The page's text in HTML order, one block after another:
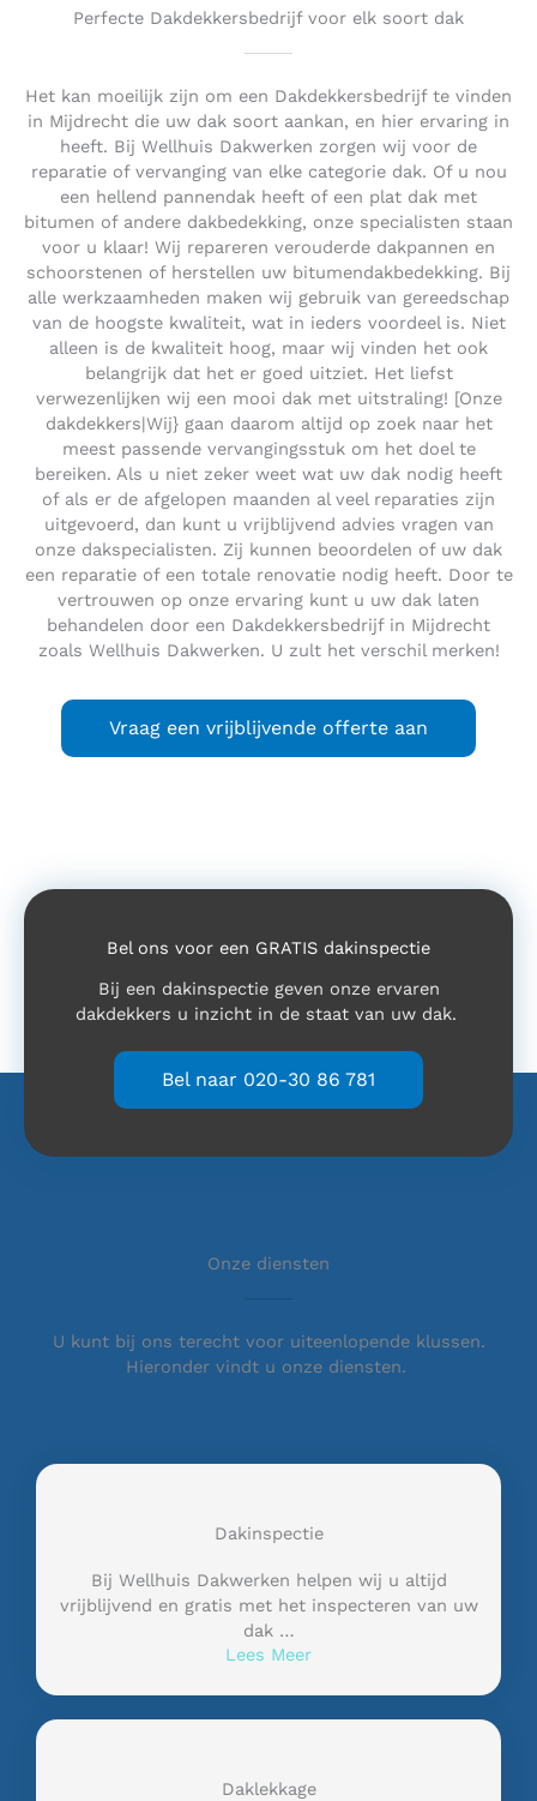
Perfecte Dakdekkersbedrijf voor elk soort dak
Het kan moeilijk zijn om een Dakdekkersbedrijf te vinden
in Mijdrecht die uw dak soort aankan, en hier ervaring in
heeft. Bij Wellhuis Dakwerken zorgen wij voor de
reparatie of vervanging van elke categorie dak. Of u nou
een hellend pannendak heeft of een plat dak met
bitumen of andere dakbedekking, onze specialisten staan
voor u klaar! Wij repareren verouderde dakpannen en
schoorstenen of herstellen uw bitumendakbedekking. Bij
alle werkzaamheden maken wij gebruik van gereedschap
van de hoogste kwaliteit, wat in ieders voordeel is. Niet
alleen is de kwaliteit hoog, maar wij vinden het ook
belangrijk dat het er goed uitziet. Het liefst
verwezenlijken wij een mooi dak met uitstraling! [Onze
dakdekkers|Wij} gaan daarom altijd op zoek naar het
meest passende vervangingsstuk om het doel te
bereiken. Als u niet zeker weet wat uw dak nodig heeft
of als er de afgelopen maanden al veel reparaties zijn
uitgevoerd, dan kunt u vrijblijvend advies vragen van
onze dakspecialisten. Zij kunnen beoordelen of uw dak
een reparatie of een totale renovatie nodig heeft. Door te
vertrouwen op onze ervaring kunt u uw dak laten
behandelen door een Dakdekkersbedrijf in Mijdrecht
zoals Wellhuis Dakwerken. U zult het verschil merken!
Vraag een vrijblijvende offerte aan
Bel ons voor een GRATIS dakinspectie
Bij een dakinspectie geven onze ervaren
dakdekkers u inzicht in de staat van uw dak.
Bel naar 020-30 86 781
Onze diensten
U kunt bij ons terecht voor uiteenlopende klussen.
Hieronder vindt u onze diensten.
Dakinspectie
Bij Wellhuis Dakwerken helpen wij u altijd
vrijblijvend en gratis met het inspecteren van uw
dak …
Lees Meer
Daklekkage